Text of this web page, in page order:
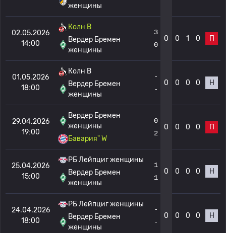
женщины
02.05.2026
14:00
Колн В
Вердер Бремен
женщины
3
0
0 0 1 0 П
01.05.2026
18:00
Колн В
Вердер Бремен
женщины
-
-
0 0 0 0 Н
29.04.2026
19:00
Вердер Бремен
женщины
Бавария" W
0
2
0 0 0 0 П
25.04.2026
15:00
РБ Лейпциг женщины
Вердер Бремен
женщины
1
1
0 0 0 0 Н
24.04.2026
18:00
РБ Лейпциг женщины
Вердер Бремен
женщины
-
-
0 0 0 0 Н